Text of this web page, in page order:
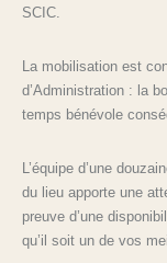
SCIC.
La mobilisation est
d’Administration : la
temps bénévole
L’équipe d’une
du lieu apporte une
preuve d’une
qu’il soit un de vos